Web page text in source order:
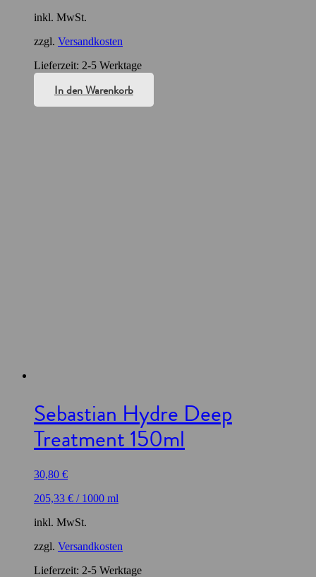
inkl. MwSt.
zzgl. Versandkosten
Lieferzeit: 2-5 Werktage
In den Warenkorb
Sebastian Hydre Deep
Treatment 150ml
30,80 €
205,33 € / 1000 ml
inkl. MwSt.
zzgl. Versandkosten
Lieferzeit: 2-5 Werktage